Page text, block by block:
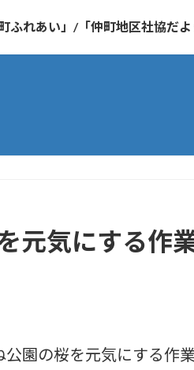
ふれあい」/「仲町地区社協だよ
元気にする作
園の桜を元気にする作